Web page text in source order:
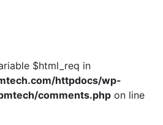
$html_req in
httpdocs/wp-
comments.php on line